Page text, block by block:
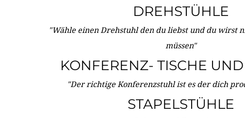
DREHSTÜHLE
"Wähle einen Drehstuhl den du liebst und du wirst
müssen"
KONFERENZ- TISCHE
"Der richtige Konferenzstuhl ist es der dich
STAPELSTÜHLE